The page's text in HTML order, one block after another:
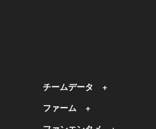
チームデータ
ファーム